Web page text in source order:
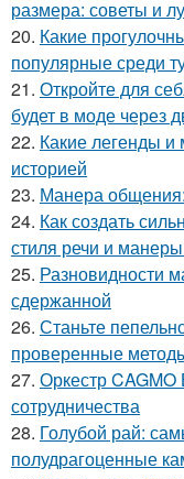
размера: советы и
20. Какие
популярные среди
21. Откройте для
будет в моде через
22. Какие легенды
историей
23. Манера
24. Как создать
стиля речи и
25. Разновидности
сдержанной
26. Станьте
проверенные
27. Оркестр
сотрудничества
28. Голубой рай:
полудрагоценные